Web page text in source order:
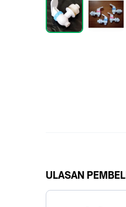
ULASAN PEMBELI